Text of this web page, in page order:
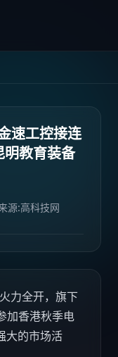
速工控接连
明教育装备
源:高科技网
力全开，旗下
加香港秋季电
大的市场活